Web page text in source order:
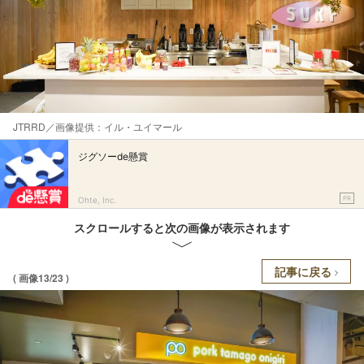
JTRRD／画像提供：イル・ユイマール
ジグソーde懸賞
Ohte, Inc. PR
スクロールすると次の画像が表示されます
( 画像13/23 ) 記事に戻る